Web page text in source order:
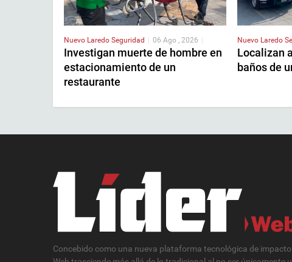
Nuevo Laredo Seguridad 06 Ago , 2026
Investigan muerte de hombre en
estacionamiento de un
restaurante
Nuevo Laredo
Localizan
baños de
Concebido como una nueva plataforma tecnológica de